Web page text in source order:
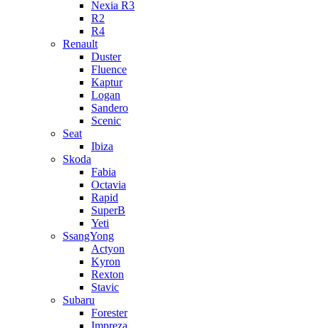
Nexia R3
R2
R4
Renault
Duster
Fluence
Kaptur
Logan
Sandero
Scenic
Seat
Ibiza
Skoda
Fabia
Octavia
Rapid
SuperB
Yeti
SsangYong
Actyon
Kyron
Rexton
Stavic
Subaru
Forester
Impreza